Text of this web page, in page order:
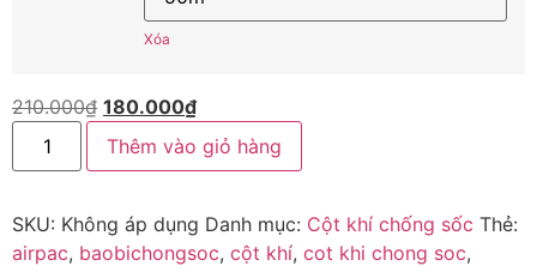
Xóa
210.000₫ 180.000₫
Thêm vào giỏ hàng
SKU: Không áp dụng Danh mục: Cột khí chống sốc Thẻ:
airpac, baobichongsoc, cột khí, cot khi chong soc,